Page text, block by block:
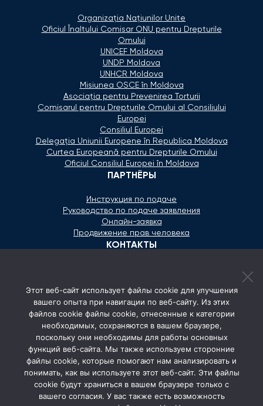
Organizaţia Naţiunilor Unite
Oficiul Înaltului Comisar ONU pentru Drepturile
Omului
UNICEF Moldova
UNDP Moldova
UNHCR Moldova
Misiunea OSCE în Moldova
Asociaţia pentru Prevenirea Torturii
Comisarul pentru Drepturile Omului al Consiliului
Europei
Consiliul Europei
Delegaţia Uniunii Europene în Republica Moldova
Curtea Europeană pentru Drepturile Omului
Oficiul Consiliul Europei în Moldova
ПАРТНЁРЫ
Инструкция по подаче
Руководство по подаче заявления
Онлайн-заявка
Продвижение прав человека
КОНТАКТЫ
secretariat@ombudsman.md
Улица Каля Ешилор 11/3, Кишинёв
Понедельник - Пятница: 08:00 - 17:00
СОЦ. СЕТИ
Этот веб-сайт использует файлы cookie для улучшения
вашего опыта при навигации по веб-сайту. Из этих
файлов cookie файлы cookie, отнесенные к категории
необходимых, сохраняются в вашем браузере,
поскольку они необходимы для работы основных
функций веб-сайта. Мы также используем сторонние
файлы cookie, которые помогают нам анализировать и
понимать, как вы используете этот веб-сайт. Эти файлы
cookie будут храниться в вашем браузере только с
вашего согласия. У вас также есть возможность